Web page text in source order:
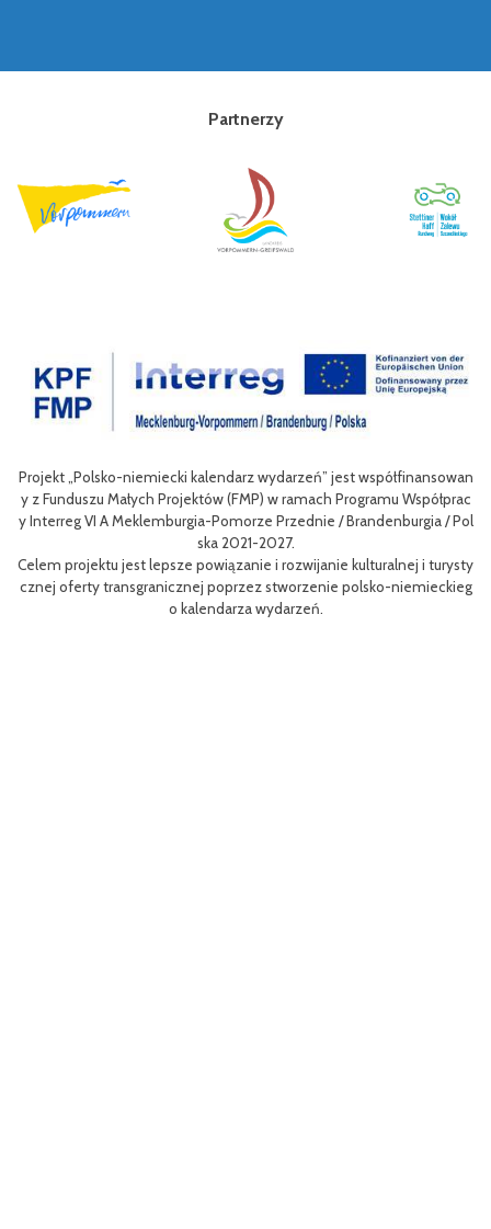
Partnerzy
/ Pol
turysty
Celem III Polsko-Niemieckich Dni Turystyki Rowerowej jest
nie oferty turystycznej oraz ułatwienie transgranicznego dostępu
niej dla mieszkańców obszaru Euroregionu Pomerania jak i dla
w odwiedzających region.
Efektem planowanych działań jest przybliżenie zwykłym
m rowerów możliwości różnych tras oraz miejsc do zwiedzenia,
aangażowanie prawdziwych rowerowych pasjonatów w rozwój